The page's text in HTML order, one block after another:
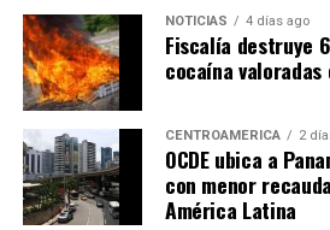
ADVERTISEMENT
Por su parte, Hernández estimó
porcentual del PIB que el Estado
NOTICIAS 4 días ago
Fiscalía destruye
cocaína
CENTROAMÉRICA 2
OCDE ubica a
con menor
América Latina